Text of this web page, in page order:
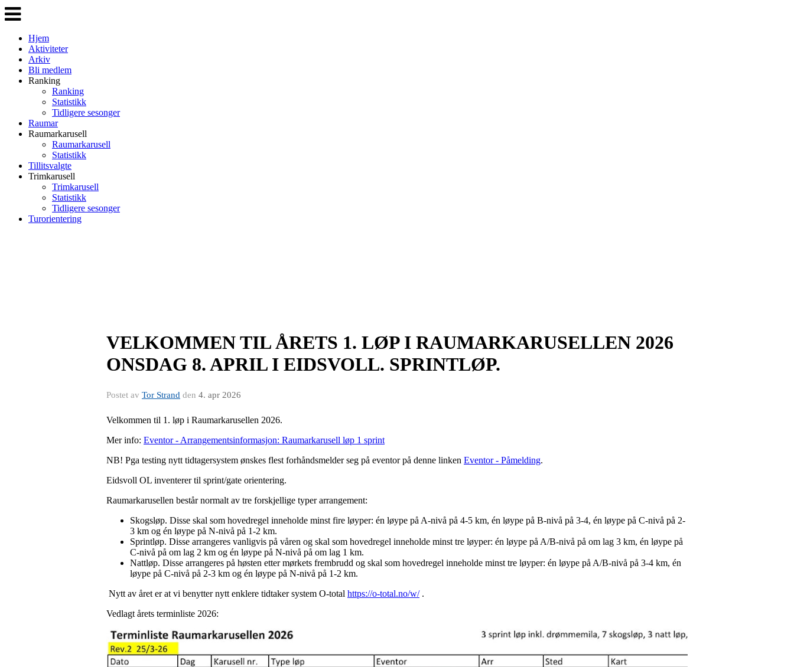
Veksle
navigasjon
Hjem
Aktiviteter
Arkiv
Bli medlem
Ranking
Ranking
Statistikk
Tidligere sesonger
Raumar
Raumarkarusell
Raumarkarusell
Statistikk
Tillitsvalgte
Trimkarusell
Trimkarusell
Statistikk
Tidligere sesonger
Turorientering
VELKOMMEN TIL ÅRETS 1. LØP I RAUMARKARUSELLEN 2026
ONSDAG 8. APRIL I EIDSVOLL. SPRINTLØP.
Postet av Tor Strand den 4. apr 2026
Velkommen til 1. løp i Raumarkarusellen 2026.
Mer info: Eventor - Arrangementsinformasjon: Raumarkarusell løp 1 sprint
NB! Pga testing nytt tidtagersystem ønskes flest forhåndsmelder seg på eventor på denne linken Eventor - Påmelding.
Eidsvoll OL inventerer til sprint/gate orientering.
Raumarkarusellen består normalt av tre forskjellige typer arrangement:
Skogsløp. Disse skal som hovedregel inneholde minst fire løyper: én løype på A-nivå på 4-5 km, én løype på B-nivå på 3-4, én løype på C-nivå på 2-
3 km og én løype på N-nivå på 1-2 km.
Sprintløp. Disse arrangeres vanligvis på våren og skal som hovedregel inneholde minst tre løyper: én løype på A/B-nivå på om lag 3 km, én løype på
C-nivå på om lag 2 km og én løype på N-nivå på om lag 1 km.
Nattløp. Disse arrangeres på høsten etter mørkets frembrudd og skal som hovedregel inneholde minst tre løyper: én løype på A/B-nivå på 3-4 km, én
løype på C-nivå på 2-3 km og én løype på N-nivå på 1-2 km.
Nytt av året er at vi benytter nytt enklere tidtaker system O-total https://o-total.no/w/.
Vedlagt årets terminliste 2026: